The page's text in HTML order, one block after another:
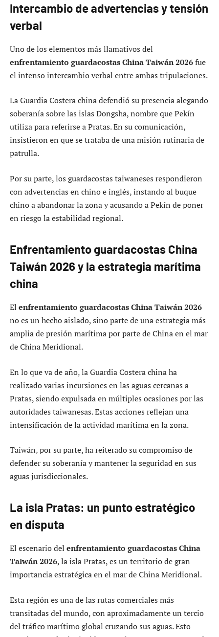
Intercambio de advertencias y tensión
verbal
Uno de los elementos más llamativos del
enfrentamiento guardacostas China Taiwán 2026fue
el intenso intercambio verbal entre ambas tripulaciones.
La Guardia Costera china defendió su presencia alegando
soberanía sobre las islas Dongsha, nombre que Pekín
utiliza para referirse a Pratas. En su comunicación,
insistieron en que se trataba de una misión rutinaria de
patrulla.
Por su parte, los guardacostas taiwaneses respondieron
con advertencias en chino e inglés, instando al buque
chino a abandonar la zona y acusando a Pekín de poner
en riesgo la estabilidad regional.
Enfrentamiento guardacostas China
Taiwán 2026 y la estrategia marítima
china
El enfrentamiento guardacostas China Taiwán 2026
no es un hecho aislado, sino parte de una estrategia más
amplia de presión marítima por parte de China en el mar
de China Meridional.
En lo que va de año, la Guardia Costera china ha
realizado varias incursiones en las aguas cercanas a
Pratas, siendo expulsada en múltiples ocasiones por las
autoridades taiwanesas. Estas acciones reflejan una
intensificación de la actividad marítima en la zona.
Taiwán, por su parte, ha reiterado su compromiso de
defender su soberanía y mantener la seguridad en sus
aguas jurisdiccionales.
La isla Pratas: un punto estratégico
en disputa
El escenario del enfrentamiento guardacostas China
Taiwán 2026, la isla Pratas, es un territorio de gran
importancia estratégica en el mar de China Meridional.
Esta región es una de las rutas comerciales más
transitadas del mundo, con aproximadamente un tercio
del tráfico marítimo global cruzando sus aguas. Esto